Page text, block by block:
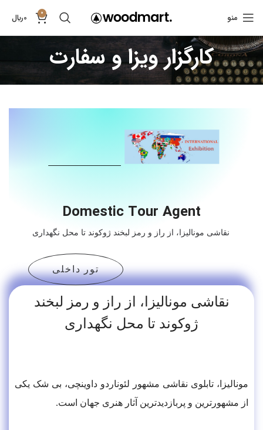
منو 0
0﷼
کارگزار ویزا و سفارت
Domestic Tour Agent
نقاشی مونالیزا، از راز و رمز لبخند ژوکوند تا محل نگهداری
تور داخلی
نقاشی مونالیزا، از راز و رمز لبخند
ژوکوند تا محل نگهداری
مونالیزا، تابلوی نقاشی مشهور لئوناردو داوینچی، بی شک یکی
از مشهورترین و پربازدیدترین آثار هنری جهان است.